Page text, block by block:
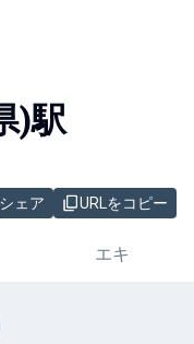
)駅
シェア URLをコピー
エキ